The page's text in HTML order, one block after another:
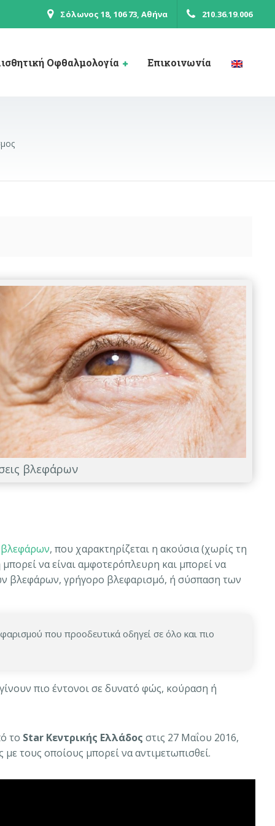
Σόλωνος 18, 106 73, Αθήνα 210.36.19.006
Οφθαλμολογία Επικοινωνία
βλεφάρων
, που χαρακτηρίζεται η ακούσια (χωρίς τη
να είναι αμφοτερόπλευρη και μπορεί να
βλεφάρων, γρήγορο βλεφαρισμό, ή σύσπαση των
που προοδευτικά οδηγεί σε όλο και πιο
πιο έντονοι σε δυνατό φώς, κούραση ή
το Star Κεντρικής Ελλάδος στις 27 Μαΐου 2016,
τους οποίους μπορεί να αντιμετωπισθεί.